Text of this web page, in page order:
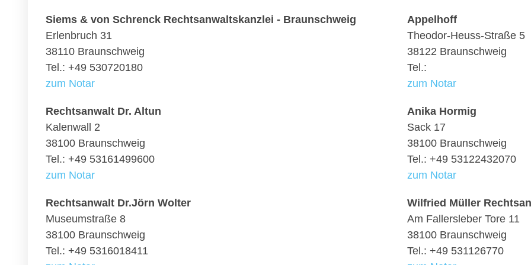
Siems & von Schrenck Rechtsanwaltskanzlei - Braunschweig
Erlenbruch 31
38110 Braunschweig
Tel.: +49 530720180
zum Notar
Appelhoff
Theodor-Heuss-Straße 5
38122 Braunschweig
Tel.:
zum Notar
Rechtsanwalt Dr. Altun
Kalenwall 2
38100 Braunschweig
Tel.: +49 53161499600
zum Notar
Anika Hormig
Sack 17
38100 Braunschweig
Tel.: +49 53122432070
zum Notar
Rechtsanwalt Dr.Jörn Wolter
Museumstraße 8
38100 Braunschweig
Tel.: +49 5316018411
Wilfried Müller
Am Fallersleber Tore 11
38100 Braunschweig
Tel.: +49 531126770